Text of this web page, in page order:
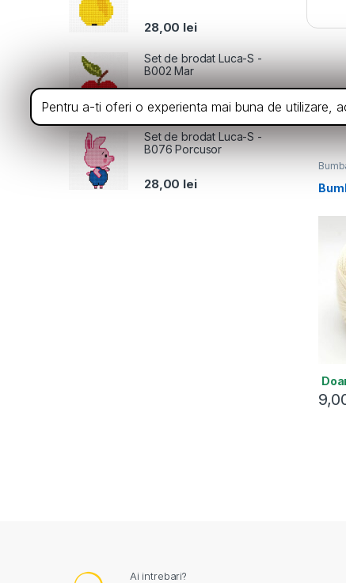
Din
28,00 lei
Set de brodat Luca-S -
B002 Mar
28,00lei
Set de brodat Luca-S -
B076 Porcusor
28,00 lei
Ai intrebari?
Pentru a-ti oferi o experienta mai buna de utilizare,